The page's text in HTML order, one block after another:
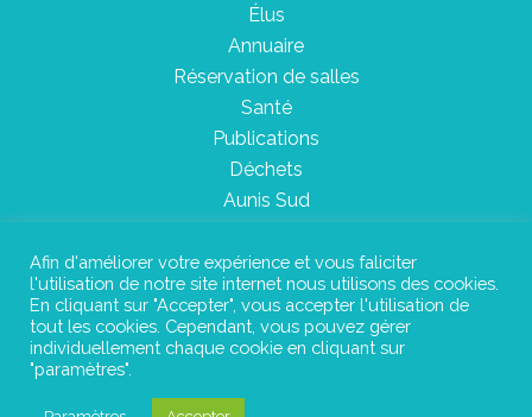
Élus
Annuaire
Réservation de salles
Santé
Publications
Déchets
Aunis Sud
Plan du site
Mentions légales
Afin d'améliorer votre expérience et vous faliciter
l'utilisation de notre site internet nous utilisons des cookies.
En cliquant sur "Accepter", vous accepter l'utilisation de
tout les cookies. Cependant, vous pouvez gérer
individuellement chaque cookie en cliquant sur
"paramètres".